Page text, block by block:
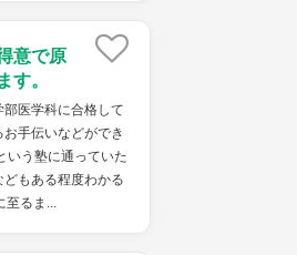
意で原
す。
医学科に合格して
手伝いなどができ
いう塾に通っていた
もある程度わかる
至るま...